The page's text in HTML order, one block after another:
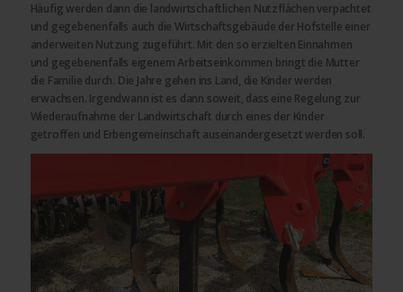
Häufig werden dann die landwirtschaftlichen Nutzflächen verpachtet
und gegebenenfalls auch die Wirtschaftsgebäude der Hofstelle einer
anderweiten Nutzung zugeführt. Mit den so erzielten Einnahmen
und gegebenenfalls eigenem Arbeitseinkommen bringt die Mutter
die Familie durch. Die Jahre gehen ins Land, die Kinder werden
erwachsen. Irgendwann ist es dann soweit, dass eine Regelung zur
Wiederaufnahme der Landwirtschaft durch eines der Kinder
getroffen und Erbengemeinschaft auseinandergesetzt werden soll.